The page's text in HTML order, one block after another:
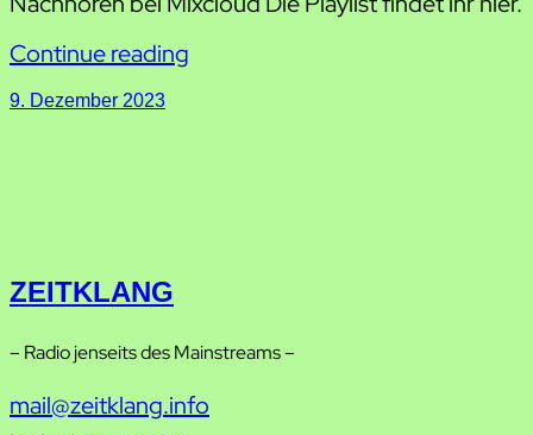
Continue reading
9. Dezember 2023
ZEITKLANG
– Radio jenseits des Mainstreams –
mail@zeitklang.info